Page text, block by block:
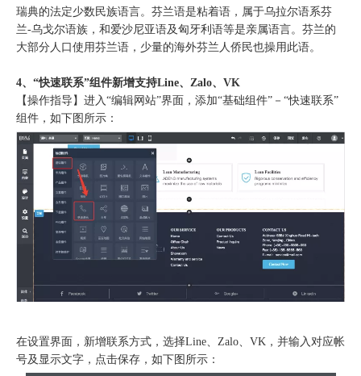
瑞典的法定少数民族语言。芬兰语是粘着语，属于乌拉尔语系芬
兰-乌戈尔语族，和爱沙尼亚语及匈牙利语等是亲属语言。芬兰的
大部分人口使用芬兰语，少量的海外芬兰人侨民也操用此语。
4、“快速联系”组件新增支持Line、Zalo、VK
【操作指导】进入“编辑网站”界面，添加“基础组件”－“快速联系”
组件，如下图所示：
在设置界面，新增联系方式，选择Line、Zalo、VK，并输入对应帐
号及显示文字，点击保存，如下图所示：